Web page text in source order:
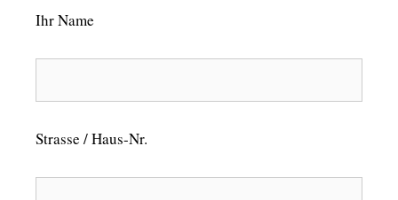
Ihr Name
Strasse / Haus-Nr.